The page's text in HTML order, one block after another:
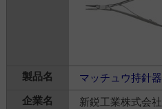
マッチュウ持針器
新鋭工業株式会社